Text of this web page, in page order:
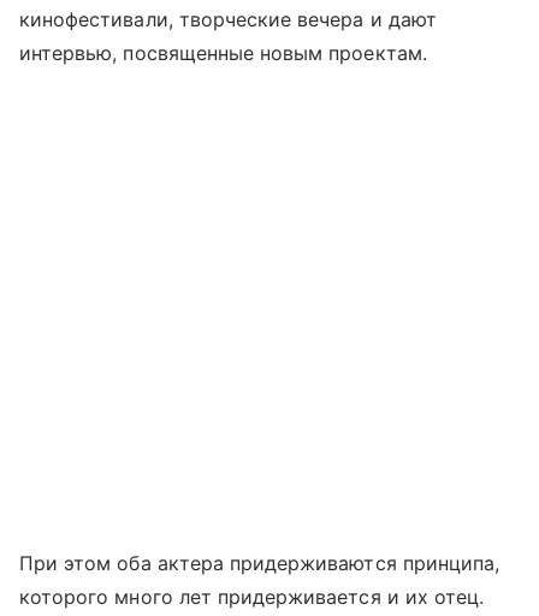
кинофестивали, творческие вечера и дают
интервью, посвященные новым проектам.
При этом оба актера придерживаются принципа,
которого много лет придерживается и их отец.